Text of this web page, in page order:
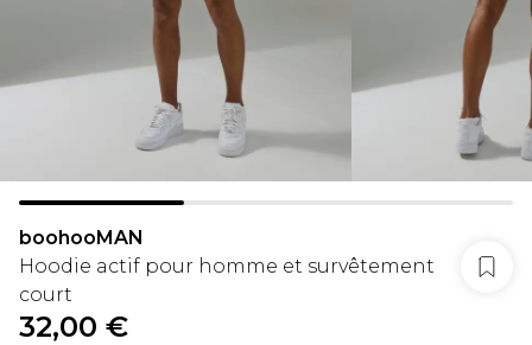
boohooMAN
Hoodie actif pour homme et survêtement
court
32,00 €